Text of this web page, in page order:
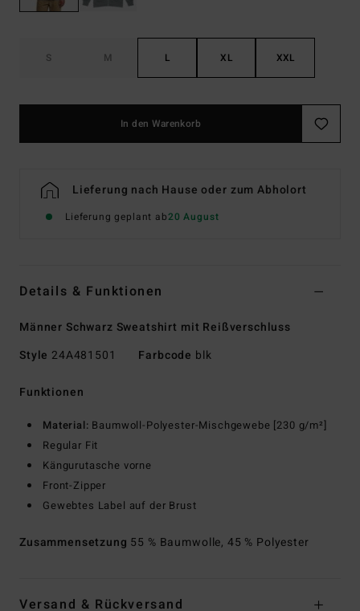
S M L XL XXL
In den Warenkorb
Lieferung nach Hause oder zum Abholort
Lieferung geplant ab20 August
Details & Funktionen
Männer Schwarz Sweatshirt mit Reißverschluss
Style 24A481501 Farbcode blk
Funktionen
Material: Baumwoll-Polyester-Mischgewebe [230 g/m²]
Regular Fit
Kängurutasche vorne
Front-Zipper
Gewebtes Label auf der Brust
Zusammensetzung 55 % Baumwolle, 45 % Polyester
Versand & Rückversand